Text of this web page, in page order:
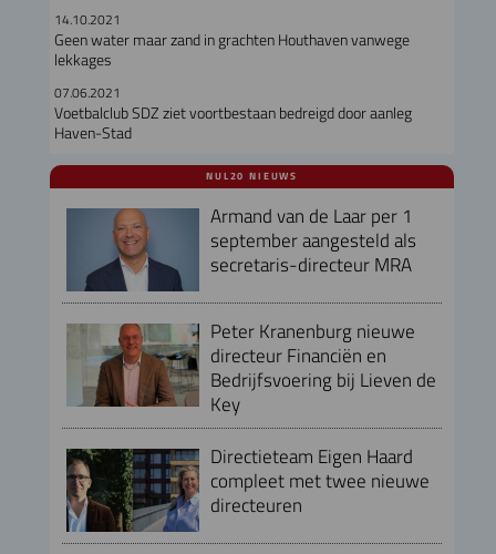
14.10.2021
Geen water maar zand in grachten Houthaven vanwege
lekkages
07.06.2021
Voetbalclub SDZ ziet voortbestaan bedreigd door aanleg
Haven-Stad
NUL20 NIEUWS
Armand van de Laar per 1
september aangesteld als
secretaris-directeur MRA
Peter Kranenburg nieuwe
directeur Financiën en
Bedrijfsvoering bij Lieven de
Key
Directieteam Eigen Haard
compleet met twee nieuwe
directeuren